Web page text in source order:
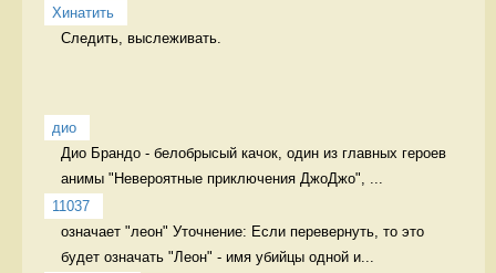
Хинатить
Следить, выслеживать.
дио
Дио Брандо - белобрысый качок, один из главных героев
анимы "Невероятные приключения ДжоДжо", ...
11037
означает "леон" Уточнение: Если перевернуть, то это
будет означать "Леон" - имя убийцы одной и...